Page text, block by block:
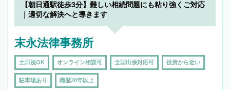
【朝日通駅徒歩3分】難しい相続問題にも粘り強くご対応
｜適切な解決へと導きます
末永法律事務所
土日祝OK オンライン相談可 全国出張対応可 役所から近い
駐車場あり 職歴20年以上